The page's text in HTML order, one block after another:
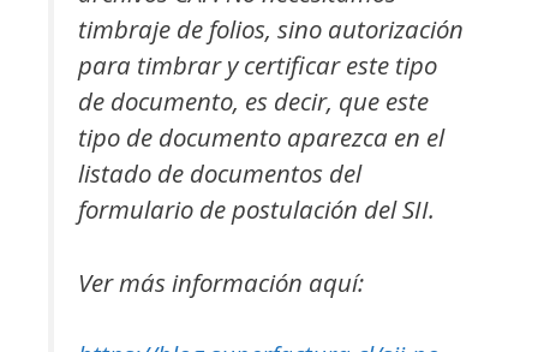
timbraje de folios, sino autorización
para timbrar y certificar este tipo
de documento, es decir, que este
tipo de documento aparezca en el
listado de documentos del
formulario de postulación del SII.
Ver más información aquí: